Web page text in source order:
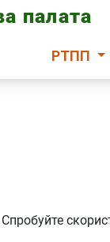
палата
РТПП